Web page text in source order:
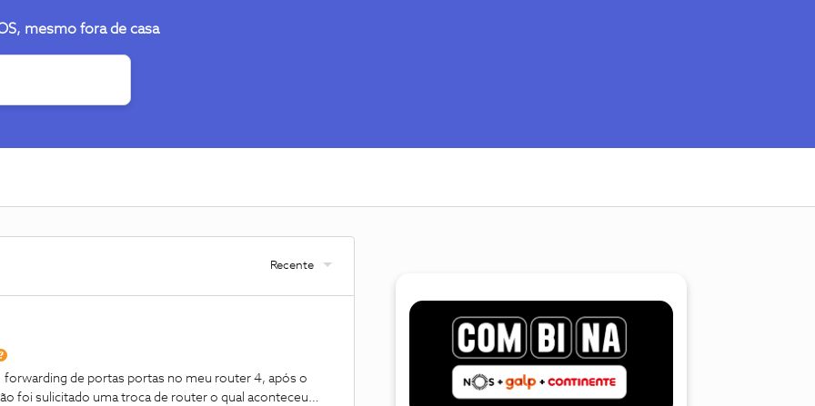
mesmo fora de casa
Recente
forwarding de portas portas no meu router 4, após o
foi sulicitado uma troca de router o qual aconteceu